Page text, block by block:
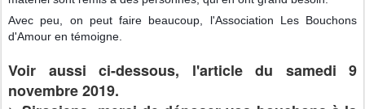
Avec peu, on peut faire beaucoup, l'Association Les Bouchons
d'Amour en témoigne.
Voir aussi ci-dessous, l'article du samedi 9
novembre 2019.